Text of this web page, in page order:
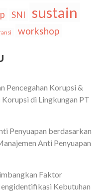
SNI sustain
workshop
Pencegahan Korupsi &
di Lingkungan PT
Penyuapan berdasarkan
Anti Penyuapan
Faktor
Kebutuhan